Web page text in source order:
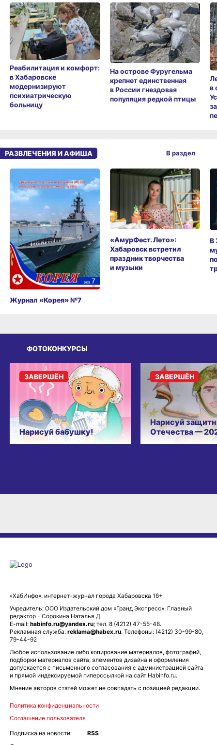
Реабилитация и комфорт:
в Хабаровске
модернизируют
психиатрическую
больницу
На острове Фуругельма
крепнет единственная
в России гнездовая
популяция редкой птицы
в
РАЗВЛЕЧЕНИЯ И АФИША
Журнал «Корея» №7
«АмурФест. Лето»:
Хабаровск встретил
праздник творчества
и музыки
В
В раздел
ФОТОКОНКУРСЫ
Нарисуй бабушку!
ЗАВЕРШЁН
Нарисуй
Отечества —
ЗАВЕРШЁН
«ХабИнфо»: интернет-журнал города Хабаровска 16+
Учредитель: ООО Издательский дом «Гранд Экспресс». Главный
редактор - Сорокина Наталья Д.
E-mail: habinfo.ru@yandex.ru; тел. 8 (4212) 47-55-48.
Рекламная служба: reklama@habex.ru. Телефоны: (4212) 30-99-80,
79-44-92
Любое использование либо копирование материалов, фотографий,
подборки материалов сайта, элементов дизайна и оформления
допускается с письменного согласования с администрацией сайта
и прямой индексируемой гиперссылкой на сайт Habinfo.ru.
Мнение авторов статей может не совпадать с позицией редакции.
Политика конфиденциальности
Соглашение пользователя
Подписка на новости:
RSS